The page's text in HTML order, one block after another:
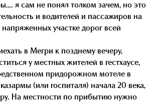
я сам не понял толком зачем, но это
и водителей и пассажиров на
участке дорог всей
в Мегри к позднему вечеру,
у местных жителей в гестхаусе,
придорожном мотеле в
(или госпиталя) начала 20 века,
На местности по прибытию нужно